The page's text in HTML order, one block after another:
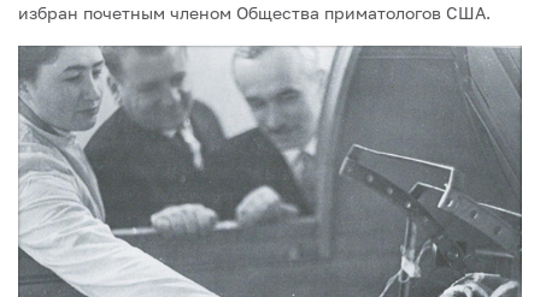
избран почетным членом Общества приматологов США.